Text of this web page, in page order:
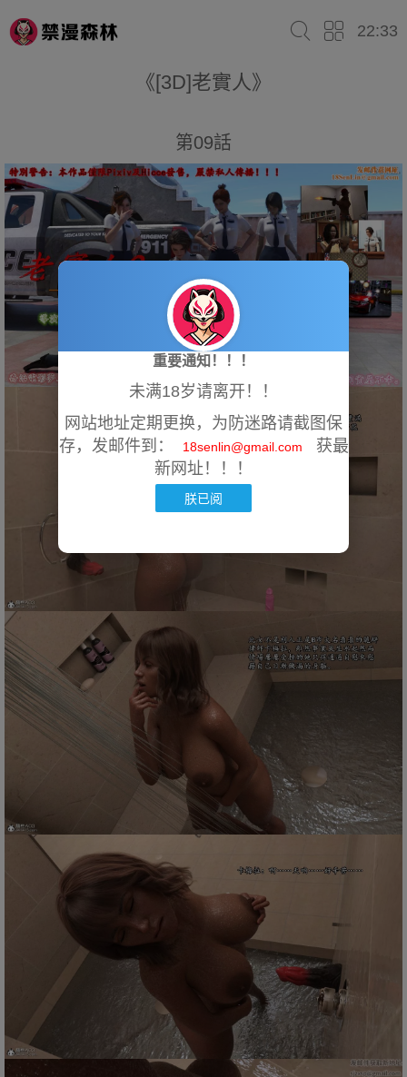
22:33
《[3D]老實人》
第09話
重要通知！！！
未满18岁请离开！！
网站地址定期更换，为防迷路请截图保
存，发邮件到：
18senlin@gmail.com
获最
新网址！！！
朕已阅